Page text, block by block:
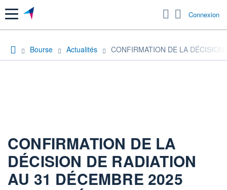
Menu Connexion
Bourse Actualités CONFIRMATION DE LA
CONFIRMATION DE LA
DÉCISION DE RADIATION
AU 31 DÉCEMBRE 2025